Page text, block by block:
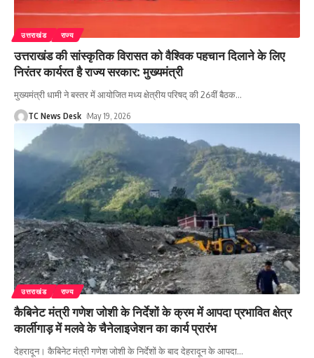
उत्तराखंड राज्य
उत्तराखंड की सांस्कृतिक विरासत को वैश्विक पहचान दिलाने के लिए
निरंतर कार्यरत है राज्य सरकार: मुख्यमंत्री
मुख्यमंत्री धामी ने बस्तर में आयोजित मध्य क्षेत्रीय परिषद् की 26वीं बैठक…
TC News Desk May 19, 2026
उत्तराखंड राज्य
कैबिनेट मंत्री गणेश जोशी के निर्देशों के क्रम में आपदा प्रभावित क्षेत्र
कार्लीगाड़ में मलवे के चैनेलाइजेशन का कार्य प्रारंभ
देहरादून। कैबिनेट मंत्री गणेश जोशी के निर्देशों के बाद देहरादून के आपदा…